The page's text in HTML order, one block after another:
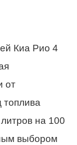
Киа Рио 4
от
топлива
на 100
выбором